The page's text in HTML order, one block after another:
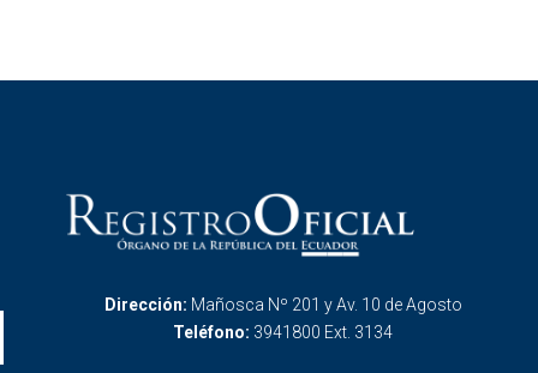
Dirección: Mañosca Nº 201 y Av. 10 de Agosto
Teléfono: 3941800 Ext. 3134